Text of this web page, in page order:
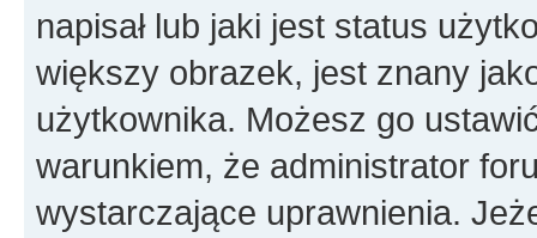
napisał lub jaki jest status
większy obrazek, jest znany
użytkownika. Możesz go
warunkiem, że administrator
wystarczające uprawnienia.